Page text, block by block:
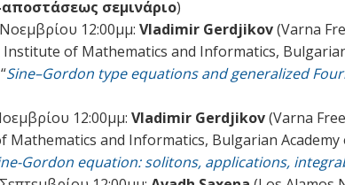
αποστάσεως σεμινάριο)
12:00μμ: Vladimir Gerdjikov(Varna
of Mathematics and Informatics,
Sine–Gordon type equations and generalized
12:00μμ: Vladimir Gerdjikov(Varna
Mathematics and Informatics, Bulgarian Academy
Gordon equation: solitons, applications,